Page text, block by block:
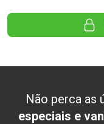
Não perca as
especiais e